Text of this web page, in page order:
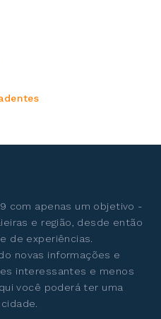
com apenas um objetivo -
e região, desde então
de experiências.
novas informações e
interessantes e menos
você poderá ter uma